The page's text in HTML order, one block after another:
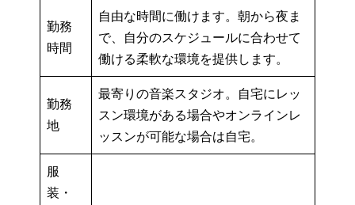
勤務
時間
自由な時間に働けます。朝から夜ま
で、自分のスケジュールに合わせて
働ける柔軟な環境を提供します。
勤務
地
最寄りの音楽スタジオ。自宅にレッ
スン環境がある場合やオンラインレ
ッスンが可能な場合は自宅。
服
装・